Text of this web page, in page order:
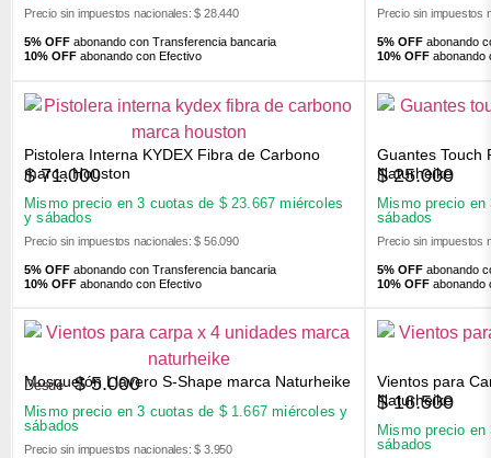
Precio sin impuestos nacionales: $ 28.440
5% OFF abonando con Transferencia bancaria
10% OFF abonando con Efectivo
Precio sin impuestos
5% OFF abonando
10% OFF abonando
Pistolera Interna KYDEX Fibra de Carbono
marca Houston
$71.000
Mismo precio en 3 cuotas de $23.667 miércoles
y sábados
Precio sin impuestos nacionales: $ 56.090
5% OFF abonando con Transferencia bancaria
10% OFF abonando con Efectivo
Guantes Touch
Naturheike
$25.000
Mismo precio
sábados
Precio sin impuestos
5% OFF abonando
10% OFF abonando
Mosquetón Llavero S-Shape marca Naturheike
Desde $5.000
Mismo precio en 3 cuotas de $1.667 miércoles y
sábados
Precio sin impuestos nacionales: $ 3.950
Vientos para
Naturheike
$16.500
Mismo precio
sábados